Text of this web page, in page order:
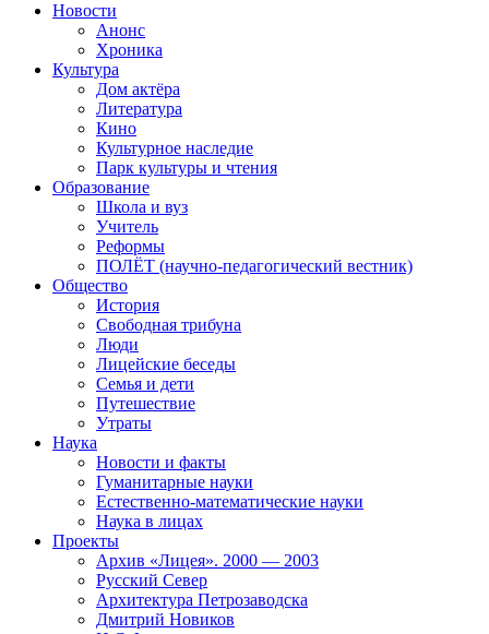
Новости
Анонс
Хроника
Культура
Дом актёра
Литература
Кино
Культурное наследие
Парк культуры и чтения
Образование
Школа и вуз
Учитель
Реформы
ПОЛЁТ (научно-педагогический вестник)
Общество
История
Свободная трибуна
Люди
Лицейские беседы
Семья и дети
Путешествие
Утраты
Наука
Новости и факты
Гуманитарные науки
Естественно-математические науки
Наука в лицах
Проекты
Архив «Лицея». 2000 — 2003
Русский Север
Архитектура Петрозаводска
Дмитрий Новиков